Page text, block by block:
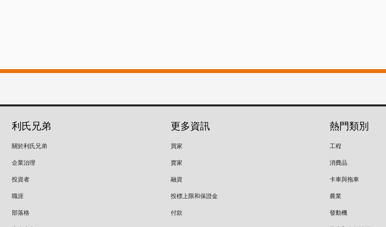
利氏兄弟
關於利氏兄弟
企業治理
投資者
職涯
部落格
更多資訊
買家
賣家
融資
投標上限和保證金
付款
熱門類別
工程
消費品
卡車與拖車
農業
發動機